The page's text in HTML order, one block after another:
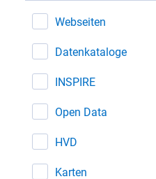
Webseiten
Datenkataloge
INSPIRE
Open Data
HVD
Karten